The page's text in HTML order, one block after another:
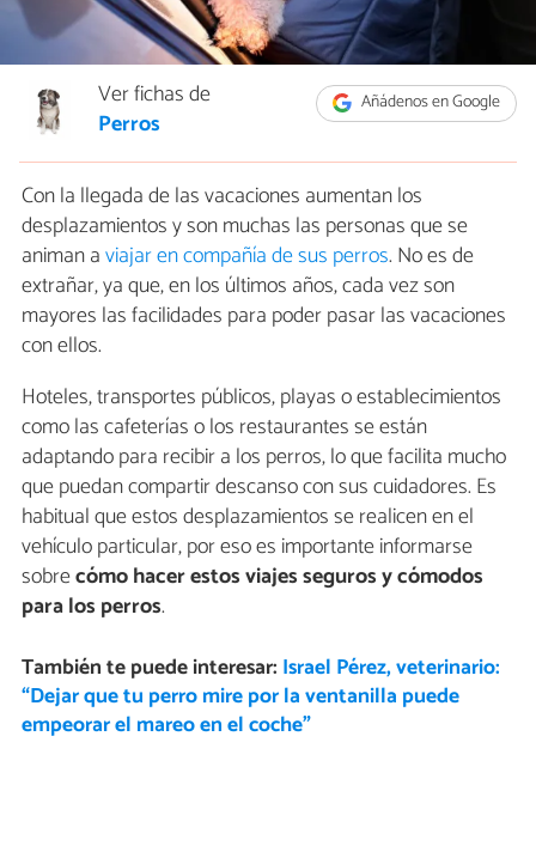
Añádenos en Google
Ver fichas de
Perros
Con la llegada de las vacaciones aumentan los
desplazamientos y son muchas las personas que se
animan aviajar en compañía de sus perros. No es de
extrañar, ya que, en los últimos años, cada vez son
mayores las facilidades para poder pasar las vacaciones
con ellos.
Hoteles, transportes públicos, playas o establecimientos
como las cafeterías o los restaurantes se están
adaptando para recibir a los perros, lo que facilita mucho
que puedan compartir descanso con sus cuidadores. Es
habitual que estos desplazamientos se realicen en el
vehículo particular, por eso es importante informarse
sobrecómo hacer estos viajes seguros y cómodos
para los perros.
También te puede interesar: Israel Pérez, veterinario:
“Dejar que tu perro mire por la ventanilla puede
empeorar el mareo en el coche”